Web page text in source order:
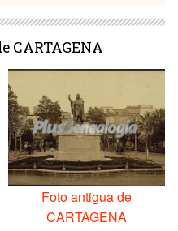
CARTAGENA
Foto antigua de
CARTAGENA